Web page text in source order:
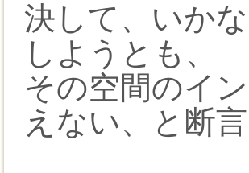
決して、いか
しようとも、
その空間のイ
えない、と断